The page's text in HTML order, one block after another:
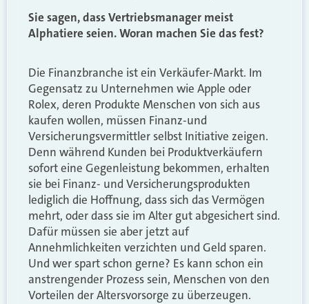
Sie sagen, dass Vertriebsmanager meist
Alphatiere seien. Woran machen Sie das fest?
Die Finanzbranche ist ein Verkäufer-Markt. Im
Gegensatz zu Unternehmen wie Apple oder
Rolex, deren Produkte Menschen von sich aus
kaufen wollen, müssen Finanz-und
Versicherungsvermittler selbst Initiative zeigen.
Denn während Kunden bei Produktverkäufern
sofort eine Gegenleistung bekommen, erhalten
sie bei Finanz- und Versicherungsprodukten
lediglich die Hoffnung, dass sich das Vermögen
mehrt, oder dass sie im Alter gut abgesichert sind.
Dafür müssen sie aber jetzt auf
Annehmlichkeiten verzichten und Geld sparen.
Und wer spart schon gerne? Es kann schon ein
anstrengender Prozess sein, Menschen von den
Vorteilen der Altersvorsorge zu überzeugen.